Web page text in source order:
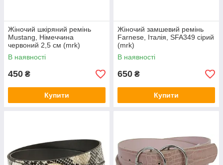
Жіночий шкіряний ремінь
Mustang, Німеччина
червоний 2,5 см (mrk)
В наявності
450 ₴
Купити
Жіночий замшевий ремінь
Farnese, Італія, SFA349 сірий
(mrk)
В наявності
650 ₴
Купити